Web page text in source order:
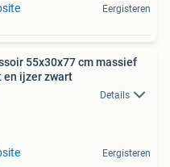
Eergisteren
55x30x77 cm massief
en ijzer zwart
Details
Eergisteren